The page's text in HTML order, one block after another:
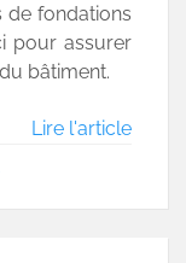
de fondations
pour assurer
bâtiment.
Lire l'article